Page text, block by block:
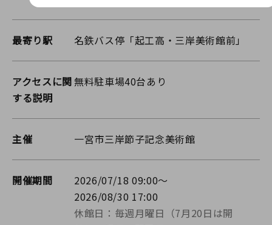
最寄り駅 名鉄バス停「起工高・三岸美術館前」
アクセスに関
する説明
無料駐車場40台あり
主催 一宮市三岸節子記念美術館
開催期間
2026/07/18 09:00～
2026/08/30 17:00
休館日：毎週月曜日（7月20日は開